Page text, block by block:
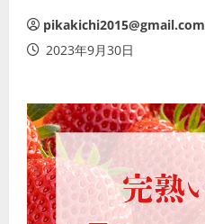
pikakichi2015@gmail.com
2023年9月30日